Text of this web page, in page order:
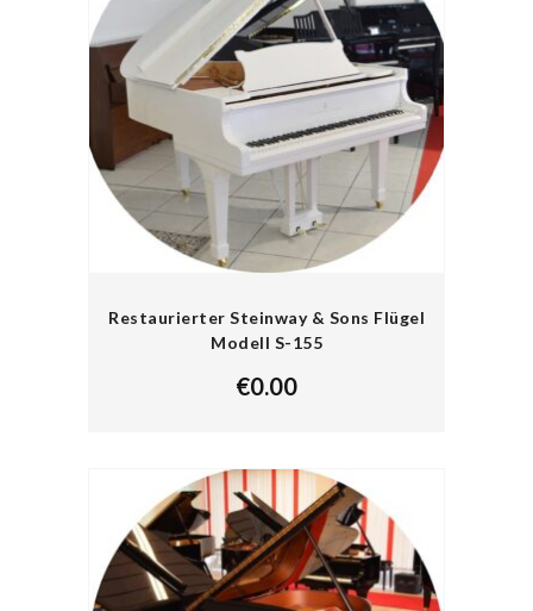
Restaurierter Steinway & Sons Flügel
Modell S-155
€0.00